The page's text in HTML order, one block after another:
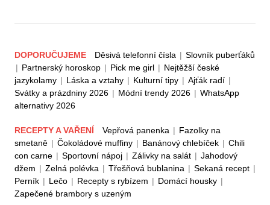
DOPORUČUJEME Děsivá telefonní čísla | Slovník puberťáků
| Partnerský horoskop | Pick me girl | Nejtěžší české
jazykolamy | Láska a vztahy | Kulturní tipy | Ajťák radí |
Svátky a prázdniny 2026 | Módní trendy 2026 | WhatsApp
alternativy 2026
RECEPTY A VAŘENÍ Vepřová panenka | Fazolky na
smetaně | Čokoládové muffiny | Banánový chlebíček | Chili
con carne | Sportovní nápoj | Zálivky na salát | Jahodový
džem | Zelná polévka | Třešňová bublanina | Sekaná recept |
Perník | Lečo | Recepty s rybízem | Domácí housky |
Zapečené brambory s uzeným